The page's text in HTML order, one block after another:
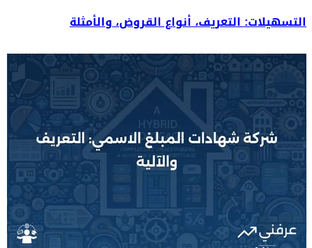
التسهيلات: التعريف، أنواع القروض، والأمثلة